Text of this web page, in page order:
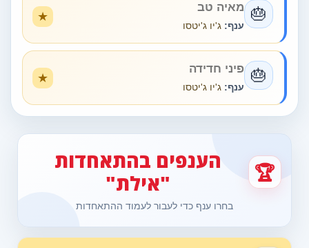
🎂 מאיה טב
ענף: ג'יו ג'יטסו
🎂 פיני חדידה
ענף: ג'יו ג'יטסו
🏆
הענפים בהתאחדות
"אילת"
בחרו ענף כדי לעבור לעמוד ההתאחדות